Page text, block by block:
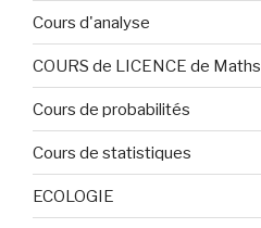
Cours d'analyse
COURS de LICENCE de Maths
Cours de probabilités
Cours de statistiques
ECOLOGIE